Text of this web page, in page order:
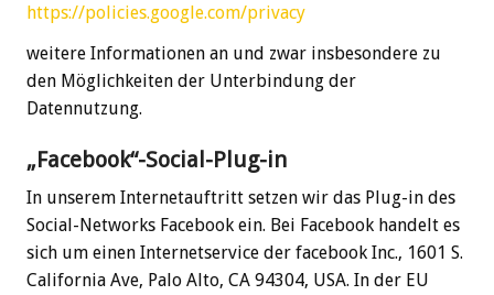
https://policies.google.com/privacy
weitere Informationen an und zwar insbesondere zu
den Möglichkeiten der Unterbindung der
Datennutzung.
„Facebook“-Social-Plug-in
In unserem Internetauftritt setzen wir das Plug-in des
Social-Networks Facebook ein. Bei Facebook handelt es
sich um einen Internetservice der facebook Inc., 1601 S.
California Ave, Palo Alto, CA 94304, USA. In der EU